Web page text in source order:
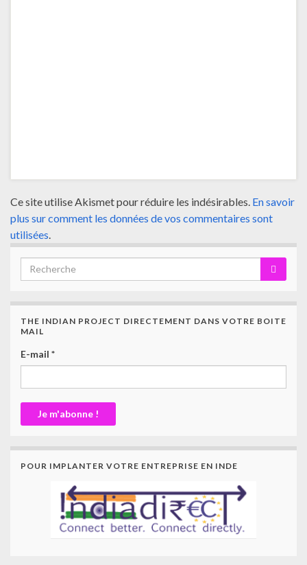
Ce site utilise Akismet pour réduire les indésirables. En savoir
plus sur comment les données de vos commentaires sont
utilisées.
THE INDIAN PROJECT DIRECTEMENT DANS VOTRE BOITE
MAIL
E-mail *
POUR IMPLANTER VOTRE ENTREPRISE EN INDE